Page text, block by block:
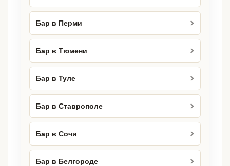
Бар в Перми
Бар в Тюмени
Бар в Туле
Бар в Ставрополе
Бар в Сочи
Бар в Белгороде